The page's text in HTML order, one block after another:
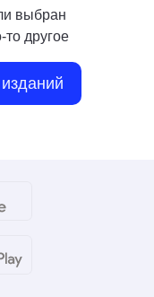
выбран
то другое